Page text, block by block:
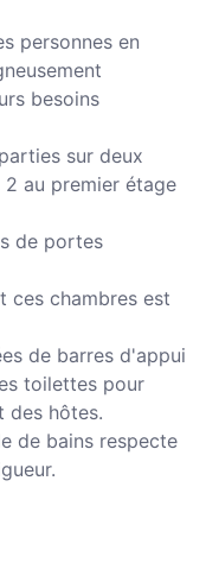
personnes en
besoins
sur deux
au premier étage
de portes
ces chambres est
de barres d'appui
toilettes pour
des hôtes.
de bains respecte